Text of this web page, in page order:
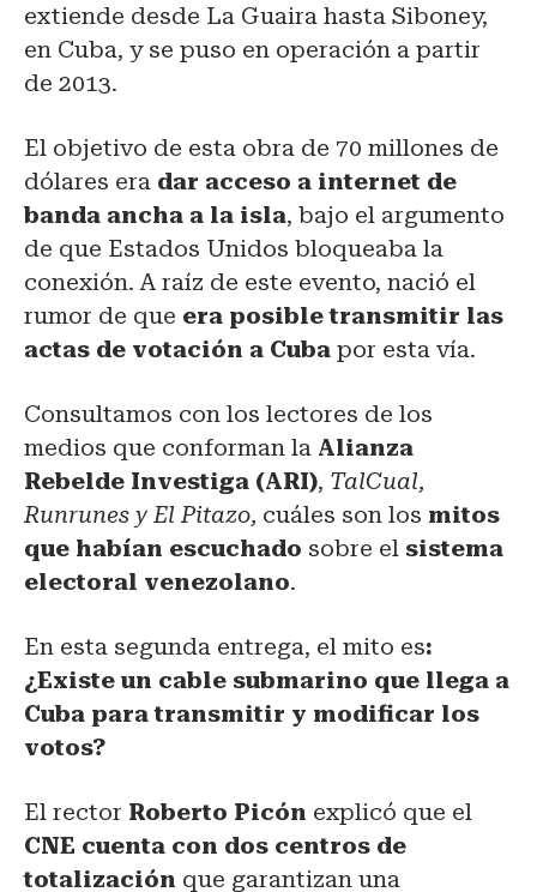
extiende desde La Guaira hasta Siboney,
en Cuba, y se puso en operación a partir
de 2013.
El objetivo de esta obra de 70 millones de
dólares era dar acceso a internet de
banda ancha a la isla, bajo el argumento
de que Estados Unidos bloqueaba la
conexión. A raíz de este evento, nació el
rumor de que era posible transmitir las
actas de votación a Cuba por esta vía.
Consultamos con los lectores de los
medios que conforman la Alianza
Rebelde Investiga (ARI), TalCual,
Runrunes y El Pitazo, cuáles son los mitos
que habían escuchado sobre el sistema
electoral venezolano.
En esta segunda entrega, el mito es:
¿Existe un cable submarino que llega a
Cuba para transmitir y modificar los
votos?
El rector Roberto Picón explicó que el
CNE cuenta con dos centros de
totalización que garantizan una